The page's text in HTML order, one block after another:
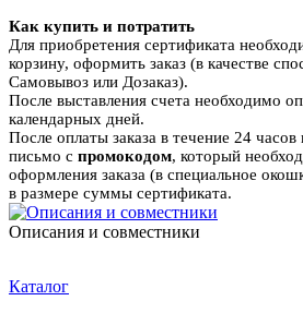
Как купить и потратить
Для приобретения сертификата
корзину, оформить заказ (в качестве
Самовывоз или Дозаказ).
После выставления счета необходимо
календарных дней.
После оплаты заказа в течение 24
письмо с промокодом, который
оформления заказа (в специальное
в размере суммы сертификата.
Описания и совместники
Каталог